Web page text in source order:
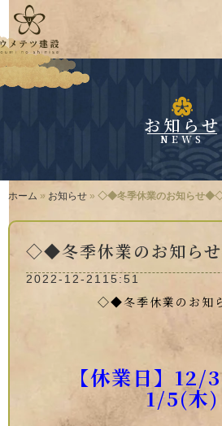
お知らせ
NEWS
ホーム » お知らせ » ◇◆冬季休業のお知らせ
◇◆冬季休業のお知ら
2022-12-21 15:51
◇◆冬季休業のお
【休業日】12/
1/5(木)